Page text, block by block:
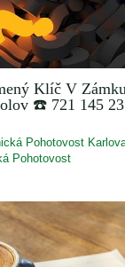
Klíč V
☎️ 721 145
Pohotovost
Pohotovost